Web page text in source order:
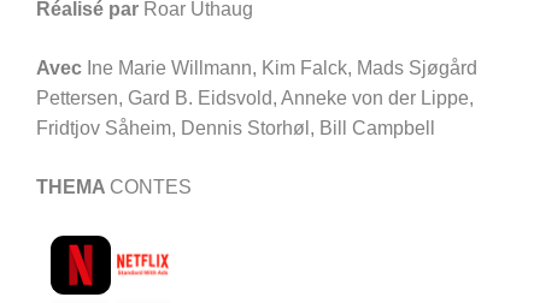
Réalisé par Roar Uthaug
Avec Ine Marie Willmann, Kim Falck, Mads Sjøgård
Pettersen, Gard B. Eidsvold, Anneke von der Lippe,
Fridtjov Såheim, Dennis Storhøl, Bill Campbell
THEMA CONTES